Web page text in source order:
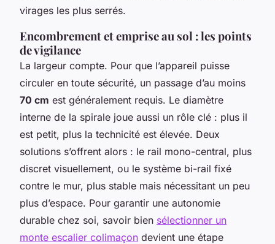
virages les plus serrés.
Encombrement et emprise au sol : les points
de vigilance
La largeur compte. Pour que l’appareil puisse
circuler en toute sécurité, un passage d’au moins
70 cm est généralement requis. Le diamètre
interne de la spirale joue aussi un rôle clé : plus il
est petit, plus la technicité est élevée. Deux
solutions s’offrent alors : le rail mono-central, plus
discret visuellement, ou le système bi-rail fixé
contre le mur, plus stable mais nécessitant un peu
plus d’espace. Pour garantir une autonomie
durable chez soi, savoir bien sélectionner un
monte escalier colimaçon devient une étape